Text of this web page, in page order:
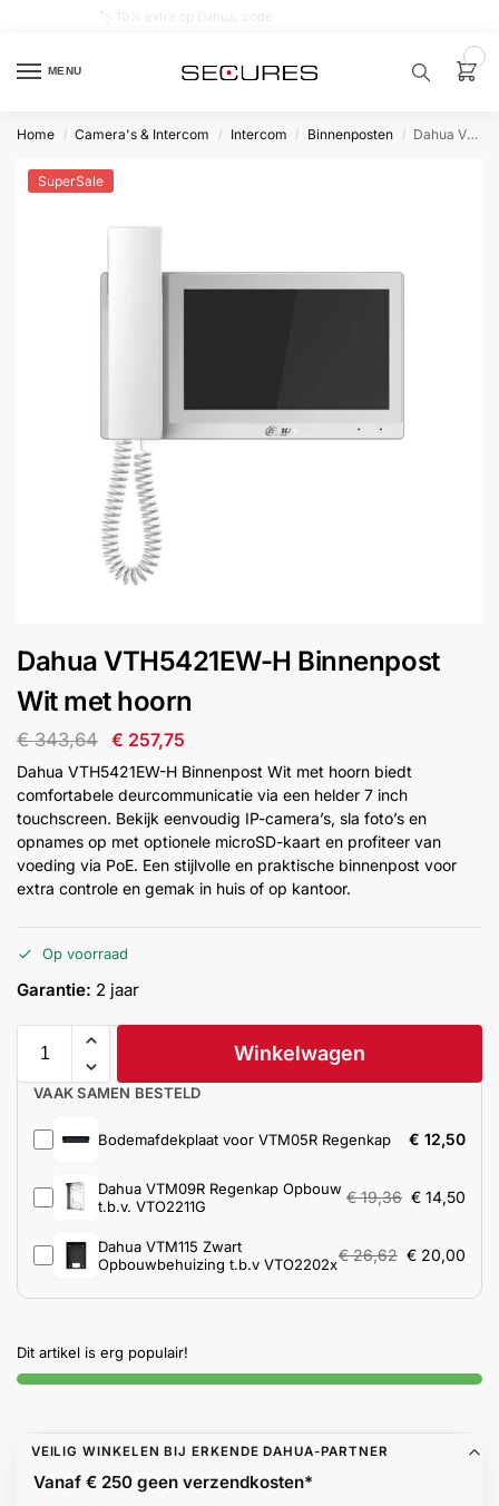
MENU
product…
installatie
Alarmsystemen
&
Intercom
Branddetectie
Inbraakbeveiliging
Merken
Outlet SALE
service
Home / Camera's & Intercom / Intercom / Binnenposten / Dahua VTH5421EW-H Binnenpost Wit met hoorn
SuperSale
Dahua VTH5421EW-H Binnenpost
Wit met hoorn
€343,64 € 257,75
Dahua VTH5421EW-H Binnenpost Wit met hoorn biedt
comfortabele deurcommunicatie via een helder 7 inch
touchscreen. Bekijk eenvoudig IP-camera’s, sla foto’s en
opnames op met optionele microSD-kaart en profiteer van
voeding via PoE. Een stijlvolle en praktische binnenpost voor
extra controle en gemak in huis of op kantoor.
Op voorraad
Garantie: 2 jaar
Winkelwagen
VAAK SAMEN BESTELD
Bodemafdekplaat voor VTM05R Regenkap € 12,50
Dahua VTM09R Regenkap Opbouw
t.b.v. VTO2211G
€19,36 € 14,50
Dahua VTM115 Zwart
Opbouwbehuizing t.b.v VTO2202x€26,62 € 20,00
Dit artikel is erg populair!
VEILIG WINKELEN BIJ ERKENDE DAHUA-PARTNER
Vanaf € 250 geenverzendkosten*